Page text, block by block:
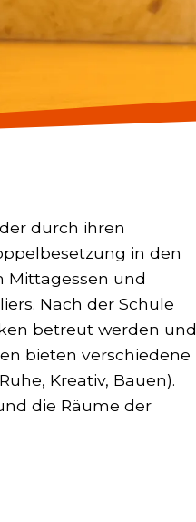
durch ihren
in den
Mittagessen und
Nach der Schule
betreut werden und
bieten verschiedene
Kreativ, Bauen).
die Räume der